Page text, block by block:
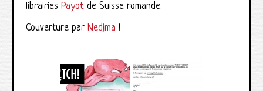
librairies Payot de Suisse romande.
Couverture par Nedjma !